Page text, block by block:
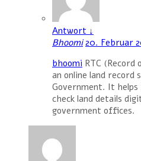
Antwort ↓
Bhoomi 20. Februar
bhoomi RTC (Record
an online land
Government. It helps
check land details
government offices.